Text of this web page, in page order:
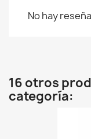
No hay
16 otros
categoría: